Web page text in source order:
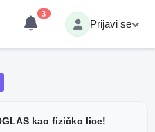
3
Prijavi se
kao fizičko lice!